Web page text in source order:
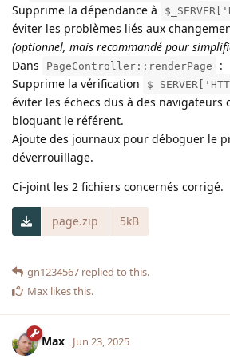
Supprime la dépendance à
éviter les problèmes liés aux
(optionnel, mais recommandé pour
Dans
PageController::renderPage
:
Supprime la vérification
éviter les échecs dus à des navigateurs
bloquant le référent.
Ajoute des journaux pour déboguer le
déverrouillage.
Ci-joint les 2 fichiers concernés corrigé.
page.zip 5kB
gn1234567 replied to this.
Max likes this.
Max Jun 23, 2025